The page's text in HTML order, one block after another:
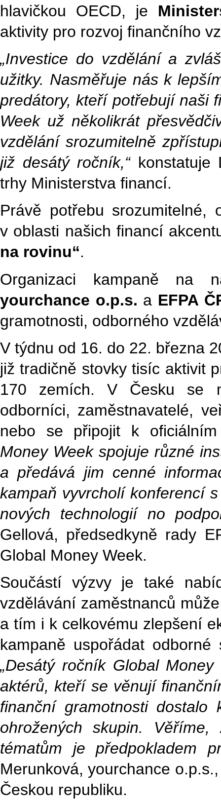
hlavičkou OECD, je
aktivity pro rozvoj finančního
„Investice do vzdělání a
užitky. Nasměřuje nás k
predátory, kteří potřebují naši
Week už několikrát
vzdělání srozumitelně
již desátý ročník,“konstatuje
trhy Ministerstva financí.
Právě potřebu srozumitelné,
v oblasti našich financí
na rovinu“.
Organizaci kampaně na
yourchance o.p.s. a EFPA
gramotnosti, odborného
V týdnu od 16. do 22. března
již tradičně stovky tisíc aktivit
170 zemích. V Česku se
odborníci, zaměstnavatelé,
nebo se připojit k
Money Week spojuje různé
a předává jim cenné
kampaň vyvrcholí konferencí
nových technologií no
Gellová, předsedkyně rady
Global Money Week.
Součástí výzvy je také
vzdělávání zaměstnanců
a tím i k celkovému zlepšení
kampaně uspořádat
„Desátý ročník Global
aktérů, kteří se věnují
finanční gramotnosti
ohrožených skupin.
tématům je předpokladem
Merunková, yourchance
Českou republiku.